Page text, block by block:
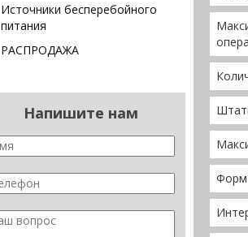
Источники бесперебойного
питания
РАСПРОДАЖА
Напишите нам